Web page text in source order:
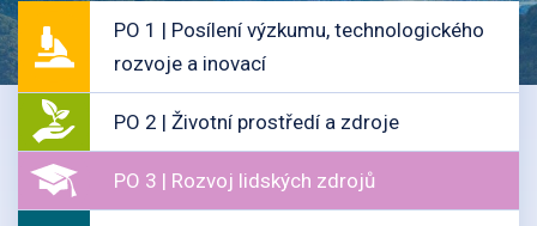
PO 1 | Posílení výzkumu, technologického
rozvoje a inovací
PO 2 | Životní prostředí a zdroje
PO 3 | Rozvoj lidských zdrojů